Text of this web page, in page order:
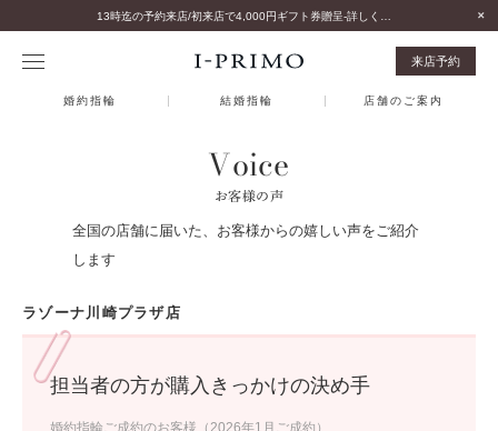
来店予約
婚約指輪 結婚指輪 店舗のご案内
Voice
お客様の声
全国の店舗に届いた、お客様からの嬉しい声をご紹介
します
ラゾーナ川崎プラザ店
担当者の方が購入きっかけの決め手
婚約指輪ご成約のお客様（2026年1月ご成約）